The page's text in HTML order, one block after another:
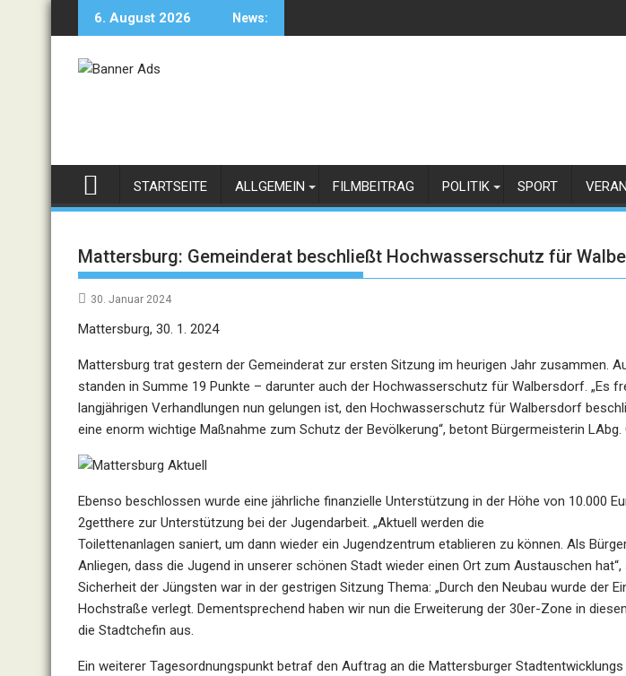
6. August 2026 News:
STARTSEITE ALLGEMEIN FILMBEITRAG POLITIK SPORT
Mattersburg: Gemeinderat beschließt Hochwasserschutz für
30. Januar 2024
Mattersburg, 30. 1. 2024
Mattersburg trat gestern der Gemeinderat zur ersten Sitzung im heurigen Jahr zusammen.
standen in Summe 19 Punkte – darunter auch der Hochwasserschutz für Walbersdorf. „Es
langjährigen Verhandlungen nun gelungen ist, den Hochwasserschutz für Walbersdorf
eine enorm wichtige Maßnahme zum Schutz der Bevölkerung“, betont Bürgermeisterin LAbg.
Ebenso beschlossen wurde eine jährliche finanzielle Unterstützung in der Höhe von 10.000
2getthere zur Unterstützung bei der Jugendarbeit. „Aktuell werden die
Toilettenanlagen saniert, um dann wieder ein Jugendzentrum etablieren zu können. Als
Anliegen, dass die Jugend in unserer schönen Stadt wieder einen Ort zum Austauschen hat“,
Sicherheit der Jüngsten war in der gestrigen Sitzung Thema: „Durch den Neubau wurde der
Hochstraße verlegt. Dementsprechend haben wir nun die Erweiterung der 30er-Zone in
die Stadtchefin aus.
Ein weiterer Tagesordnungspunkt betraf den Auftrag an die Mattersburger Stadtentwicklungs